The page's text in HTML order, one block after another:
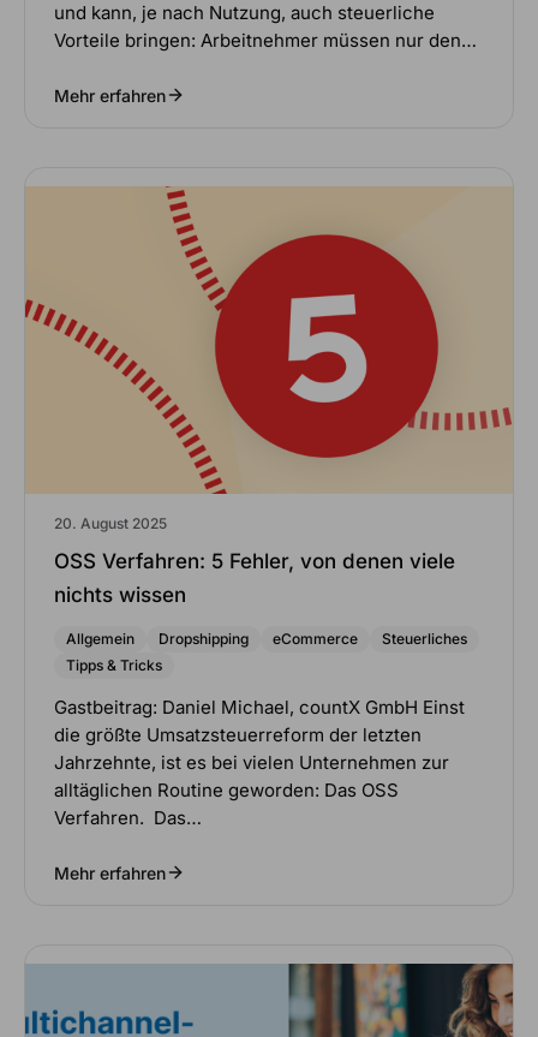
und kann, je nach Nutzung, auch steuerliche
Vorteile bringen: Arbeitnehmer müssen nur den…
Mehr erfahren
20. August 2025
OSS Verfahren: 5 Fehler, von denen viele
nichts wissen
Allgemein Dropshipping eCommerce
Steuerliches
Tipps & Tricks
Gastbeitrag: Daniel Michael, countX GmbH Einst
die größte Umsatzsteuerreform der letzten
Jahrzehnte, ist es bei vielen Unternehmen zur
alltäglichen Routine geworden: Das OSS
Verfahren. Das…
Mehr erfahren